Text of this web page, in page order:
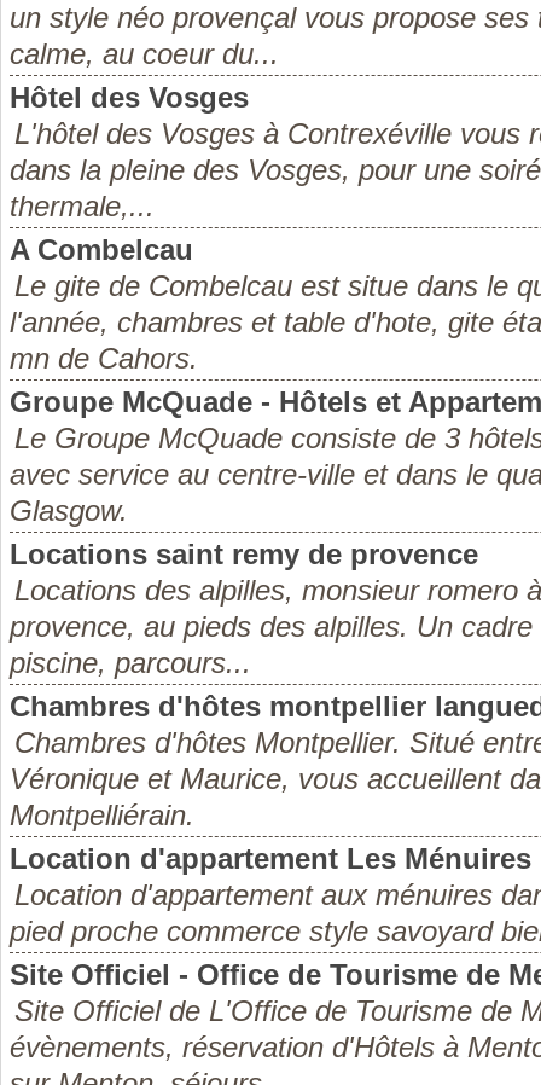
un style néo provençal vous propose
calme, au coeur du...
Hôtel des Vosges
L'hôtel des Vosges à Contrexéville vous
dans la pleine des Vosges, pour une
thermale,...
A Combelcau
Le gite de Combelcau est situe dans le
l'année, chambres et table d'hote, gite
mn de Cahors.
Groupe McQuade - Hôtels et
Le Groupe McQuade consiste de 3
avec service au centre-ville et dans le
Glasgow.
Locations saint remy de provence
Locations des alpilles, monsieur romero
provence, au pieds des alpilles. Un
piscine, parcours...
Chambres d'hôtes montpellier
Chambres d'hôtes Montpellier. Situé
Véronique et Maurice, vous accueillent
Montpelliérain.
Location d'appartement Les Ménuires
Location d'appartement aux ménuires
pied proche commerce style savoyard
Site Officiel - Office de Tourisme de
Site Officiel de L'Office de Tourisme de
évènements, réservation d'Hôtels à